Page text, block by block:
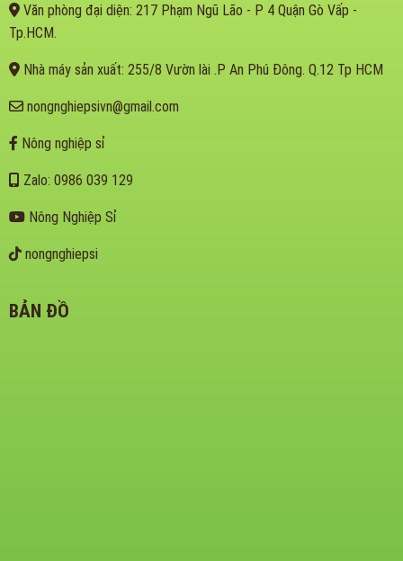
Văn phòng đại diện: 217 Phạm Ngũ Lão - P 4 Quận Gò Vấp -
Tp.HCM.
Nhà máy sản xuất: 255/8 Vườn lài .P An Phú Đông. Q.12 Tp HCM
nongnghiepsivn@gmail.com
Nông nghiệp sỉ
Zalo: 0986 039 129
Nông Nghiệp Sỉ
nongnghiepsi
BẢN ĐỒ